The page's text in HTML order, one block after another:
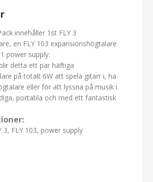
innehåller 1st FLY 3
en FLY 103 expansionshögtalare
power supply.
detta ett par häftiga
på totalt 6W att spela gitarr i, ha
eller för att lyssna på musik i.
portabla och med ett fantastisk
3, FLY 103, power supply